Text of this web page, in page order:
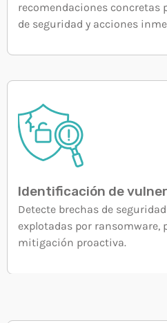
recomendaciones concretas
de seguridad y acciones
Identificación de
Detecte brechas de
explotadas por ransomware,
mitigación proactiva.